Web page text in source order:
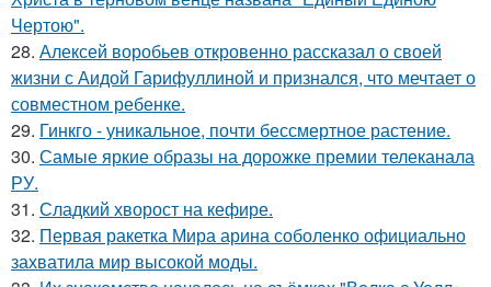
Чертою".
28. Алексей воробьев откровенно рассказал о своей
жизни с Аидой Гарифуллиной и признался, что мечтает о
совместном ребенке.
29. Гинкго - уникальное, почти бессмертное растение.
30. Самые яркие образы на дорожке премии телеканала
РУ.
31. Сладкий хворост на кефире.
32. Первая ракетка Мира арина соболенко официально
захватила мир высокой моды.